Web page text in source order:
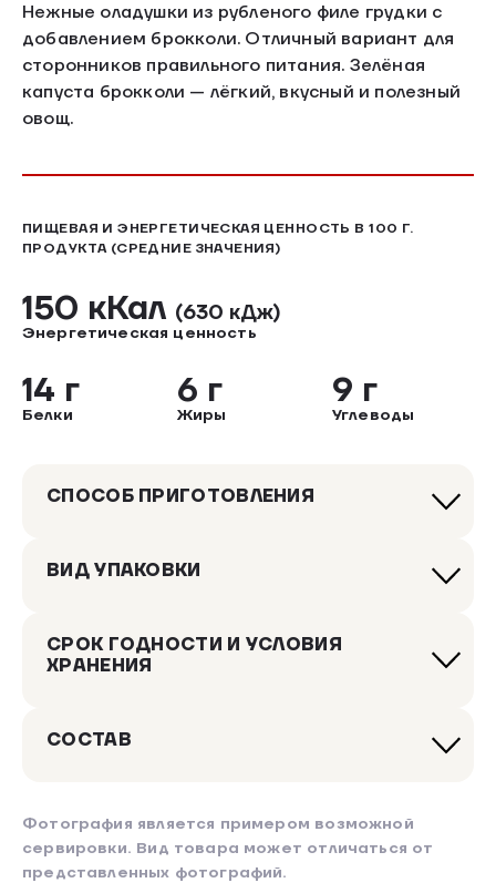
Нежные оладушки из рубленого филе грудки с
добавлением брокколи. Отличный вариант для
сторонников правильного питания. Зелёная
капуста брокколи — лёгкий, вкусный и полезный
овощ.
ПИЩЕВАЯ И ЭНЕРГЕТИЧЕСКАЯ ЦЕННОСТЬ В 100 Г.
ПРОДУКТА (СРЕДНИЕ ЗНАЧЕНИЯ)
150 кКал (630 кДж)
Энергетическая ценность
14 г
Белки
6 г
Жиры
9 г
Углеводы
СПОСОБ ПРИГОТОВЛЕНИЯ
ВИД УПАКОВКИ
СРОК ГОДНОСТИ И УСЛОВИЯ
ХРАНЕНИЯ
СОСТАВ
Фотография является примером возможной
сервировки. Вид товара может отличаться от
представленных фотографий.